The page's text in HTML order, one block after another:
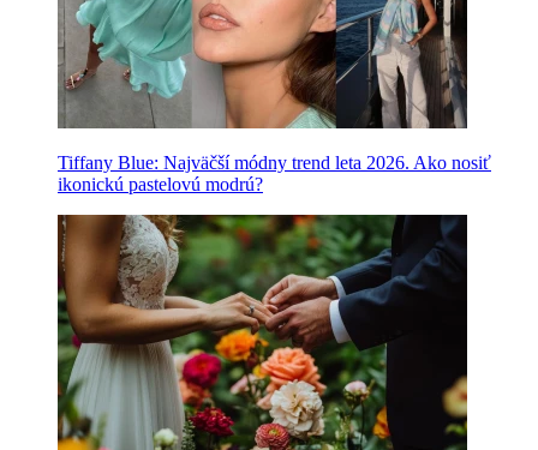
Tiffany Blue: Najväčší módny trend leta 2026. Ako nosiť
ikonickú pastelovú modrú?